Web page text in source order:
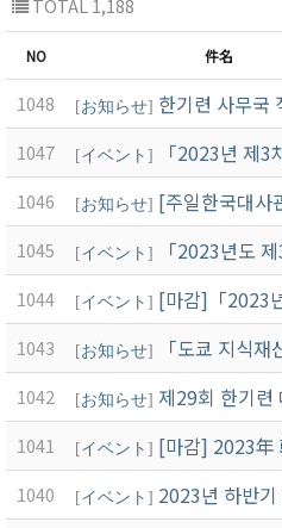
TOTAL 1,188
NO 件名
1048 [お知らせ] 한기련 사무국
1047 [イベント] 「2023년 제
1046 [お知らせ] [주일한국대사
1045 [イベント] 「2023년도
1044 [イベント] [마감]「2023
1043 [お知らせ] 「도쿄 지식
1042 [お知らせ] 제29회 한기련
1041 [イベント] [마감] 2023年
1040 [イベント] 2023년 하반